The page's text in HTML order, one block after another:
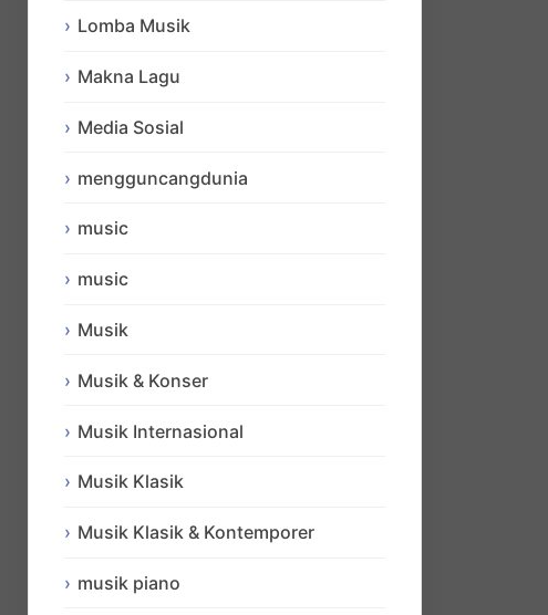
Lomba Musik
Makna Lagu
Media Sosial
mengguncangdunia
music
music
Musik
Musik & Konser
Musik Internasional
Musik Klasik
Musik Klasik & Kontemporer
musik piano